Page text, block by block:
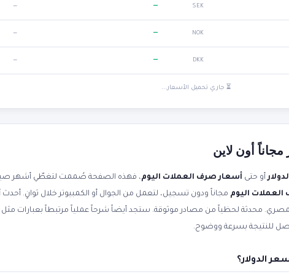
SEK
—
—
NOK
—
—
DKK
—
—
⏳ جاري تحميل الأسعار...
أون لاين
أو حتى أسعار صرف العملات اليوم، فهذه الصفحة صُممت لتغطّي أشهر
اليوم مجاناً ودون تسجيل، لتعمل من الجوال أو الكمبيوتر خلال ثوانٍ.
للنتيجة بسرعة ووضوح.
الدولار؟